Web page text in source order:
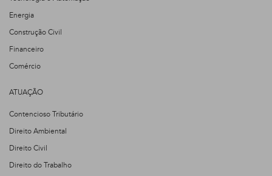
Energia
Construção Civil
Financeiro
Comércio
ATUAÇÃO
Contencioso Tributário
Direito Ambiental
Direito Civil
Direito do Trabalho